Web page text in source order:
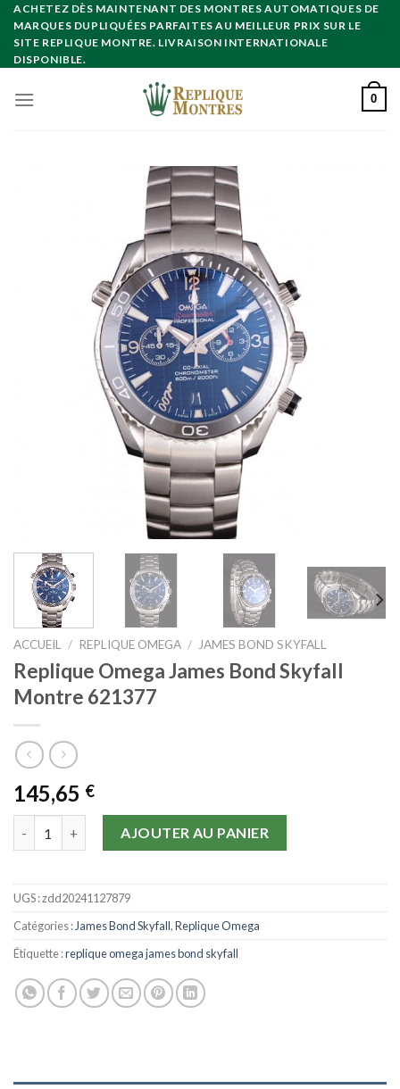
Skip
content
ACHETEZ DÈS MAINTENANT DES MONTRES AUTOMATIQUES DE
MARQUES DUPLIQUÉES PARFAITES AU MEILLEUR PRIX SUR LE
SITE REPLIQUE MONTRE. LIVRAISON INTERNATIONALE
DISPONIBLE.
0
ACCUEIL / REPLIQUE OMEGA / JAMES BOND SKYFALL
Replique Omega James Bond Skyfall
Montre 621377
145,65 €
AJOUTER AU PANIER
UGS :zdd20241127879
Catégories :James Bond Skyfall,Replique Omega
Étiquette :replique omega james bond skyfall